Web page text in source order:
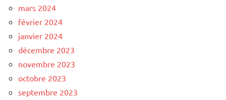
mars 2024
février 2024
janvier 2024
décembre 2023
novembre 2023
octobre 2023
septembre 2023